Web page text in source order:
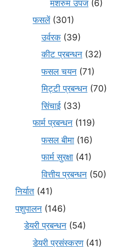
मशरुम उपज (6)
फसलें(301)
उर्वरक (39)
कीट प्रबन्धन (32)
फसल चयन (71)
मि‌ट्टी प्रबन्धन (70)
सिंचाई (33)
फार्म प्रबन्धन (119)
फसल बीमा (16)
फार्म सुरक्षा (41)
वित्तीय प्रबन्धन (50)
निर्यात (41)
पशुपालन (146)
डेयरी प्रबन्धन (54)
डेयरी प्रसंस्करण(41)